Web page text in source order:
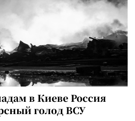
в Киеве Россия
голод ВСУ